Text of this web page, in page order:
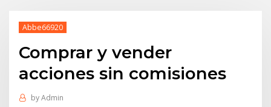
Abbe66920
Comprar y vender
acciones sin comisiones
byAdmin